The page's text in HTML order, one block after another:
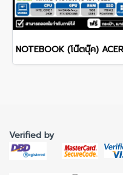
Verified by